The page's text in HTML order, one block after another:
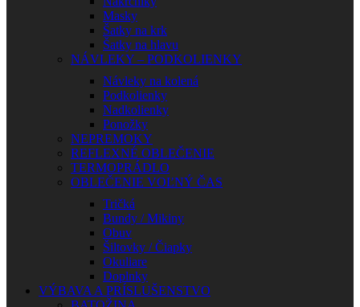
Masky
Šatky na krk
Šatky na hlavu
NÁVLEKY – PODKOLIENKY
Návleky na kolená
Podkolienky
Nadkolienky
Ponožky
NEPREMOKY
REFLEXNÉ OBLEČENIE
TERMOPRÁDLO
OBLEČENIE VOĽNÝ ČAS
Tričká
Bundy / Mikiny
Obuv
Šiltovky / Čiapky
Okuliare
Doplnky
VÝBAVA A PRÍSLUŠENSTVO